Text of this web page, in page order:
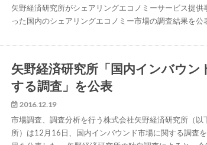
矢野経済研究所がシェアリングエコノミーサービス提供
った国内のシェアリングエコノミー市場の調査結果を公
矢野経済研究所「国内インバウン
する調査」を公表
2016.12.19
市場調査、調査分析を行う株式会社矢野経済研究所（以
所）は12月16日、国内インバウンド市場に関する調査